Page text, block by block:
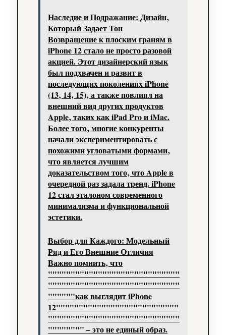
Наследие и Подражание: Дизайн‚
Который Задает Тон
Возвращение к плоским граням в
iPhone 12 стало не просто разовой
акцией. Этот дизайнерский язык
был подхвачен и развит в
последующих поколениях iPhone
(13‚ 14‚ 15)‚ а также повлиял на
внешний вид других продуктов
Apple‚ таких как iPad Pro и iMac.
Более того‚ многие конкуренты
начали экспериментировать с
похожими угловатыми формами‚
что является лучшим
доказательством того‚ что Apple в
очередной раз задала тренд. iPhone
12 стал эталоном современного
минимализма и функциональной
эстетики.
Выбор для Каждого: Модельный
Ряд и Его Внешние Отличия
Важно помнить‚ что
"""""""""""""""""""""""""""""
"""""""""""""""""""""""""""""
""""""как выглядит iPhone
12"""""""""""""""""""""""""""
"""""""""""""""""""""""""""""
"""""""" – это не единый образ.